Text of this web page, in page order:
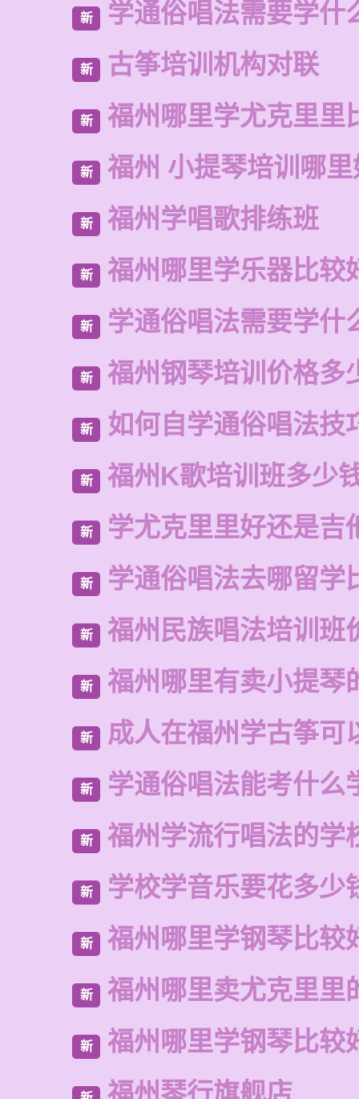
新 学通俗唱法需要学什
新 古筝培训机构对联
新 福州哪里学尤克里里
新 福州 小提琴培训哪
新 福州学唱歌排练班
新 福州哪里学乐器比较
新 学通俗唱法需要学什
新 福州钢琴培训价格多
新 如何自学通俗唱法技
新 福州K歌培训班多少
新 学尤克里里好还是吉
新 学通俗唱法去哪留学
新 福州民族唱法培训班
新 福州哪里有卖小提琴
新 成人在福州学古筝可
新 学通俗唱法能考什么
新 福州学流行唱法的学
新 学校学音乐要花多少
新 福州哪里学钢琴比较
新 福州哪里卖尤克里里
新 福州哪里学钢琴比较
福州琴行旗舰店